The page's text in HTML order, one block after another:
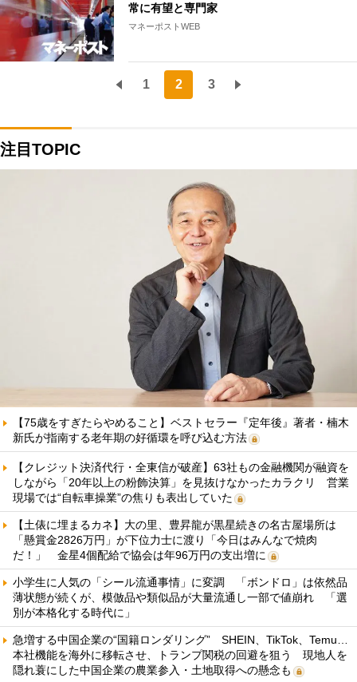
常に有望と専門家
マネーポストWEB
1 2 3
注目TOPIC
【75歳をすぎたらやめること】ベストセラー『定年後』著者・楠木
新氏が指南する老年期の好循環を呼び込む方法
【クレジット決済代行・全東信が破産】63社もの金融機関が融資を
しながら「20年以上の粉飾決算」を見抜けなかったカラクリ 営業
現場では“自転車操業”の焦りも表出していた
【土俵に埋まるカネ】大の里、豊昇龍が黒星続きの名古屋場所は
「懸賞金2826万円」が下位力士に渡り「今日はみんなで焼肉
だ！」 金星4個配給で協会は年96万円の支出増に
小学生に人気の「シール流通事情」に変調 「ボンドロ」は依然品
薄状態が続くが、模倣品や類似品が大量流通し一部で値崩れ 「選
別が本格化する時代に」
急増する中国企業の“国籍ロンダリング” SHEIN、TikTok、Temu…
本社機能を海外に移転させ、トランプ関税の回避を狙う 現地人を
隠れ蓑にした中国企業の農業参入・土地取得への懸念も